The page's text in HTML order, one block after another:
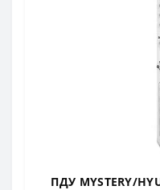
ПДУ MYSTERY/